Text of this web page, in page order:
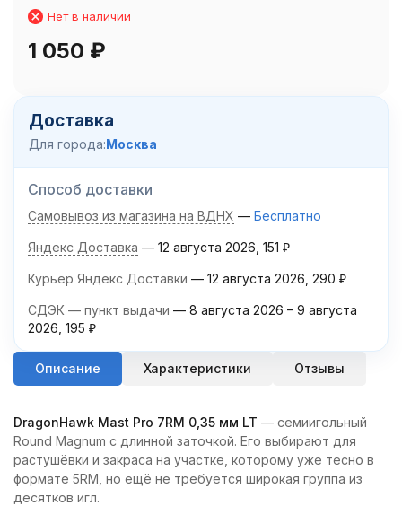
Нет в наличии
1 050 ₽
Доставка
Для города:Москва
Способ доставки
Самовывоз из магазина на ВДНХ Бесплатно
Яндекс Доставка 12 августа 2026 151 ₽
Курьер Яндекс Доставки 12 августа 2026 290 ₽
СДЭК — пункт выдачи 8 августа 2026 – 9 августа
2026 195 ₽
Описание Характеристики Отзывы
DragonHawk Mast Pro 7RM 0,35 мм LT — семиигольный
Round Magnum с длинной заточкой. Его выбирают для
растушёвки и закраса на участке, которому уже тесно в
формате 5RM, но ещё не требуется широкая группа из
десятков игл.